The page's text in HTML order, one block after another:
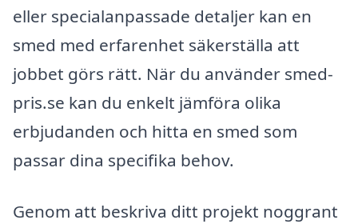
eller specialanpassade detaljer kan en
smed med erfarenhet säkerställa att
jobbet görs rätt. När du använder smed-
pris.se kan du enkelt jämföra olika
erbjudanden och hitta en smed som
passar dina specifika behov.
Genom att beskriva ditt projekt noggrant